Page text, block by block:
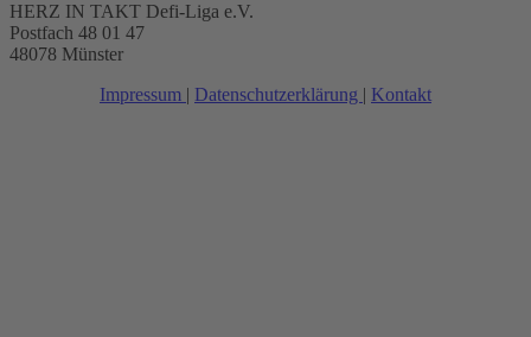
HERZ IN TAKT Defi-Liga e.V.
Postfach 48 01 47
48078 Münster
Impressum
Datenschutzerklärung Kontakt